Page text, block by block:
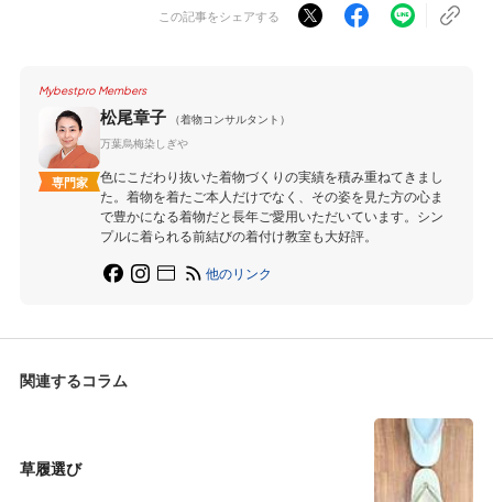
この記事をシェアする
Mybestpro Members
専門家
松尾章子
（着物コンサルタント）
万葉烏梅染しぎや
色にこだわり抜いた着物づくりの実績を積み重ねてきまし
た。着物を着たご本人だけでなく、その姿を見た方の心ま
で豊かになる着物だと長年ご愛用いただいています。シン
プルに着られる前結びの着付け教室も大好評。
他のリンク
関連するコラム
草履選び